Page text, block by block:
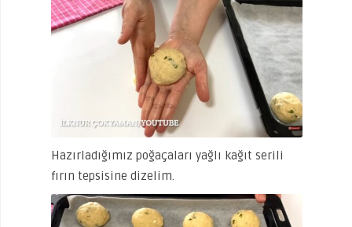
Hazırladığımız poğaçaları yağlı kağıt serili
fırın tepsisine dizelim.